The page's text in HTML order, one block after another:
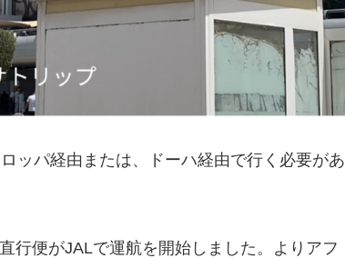
ッパ経由または、ドーハ経由で行く必要があ
行便がJALで運航を開始しました。よりアフ